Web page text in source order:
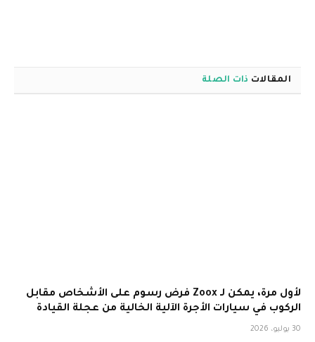
المقالات ذات الصلة
لأول مرة، يمكن لـ Zoox فرض رسوم على الأشخاص مقابل
الركوب في سيارات الأجرة الآلية الخالية من عجلة القيادة
30 يوليو، 2026